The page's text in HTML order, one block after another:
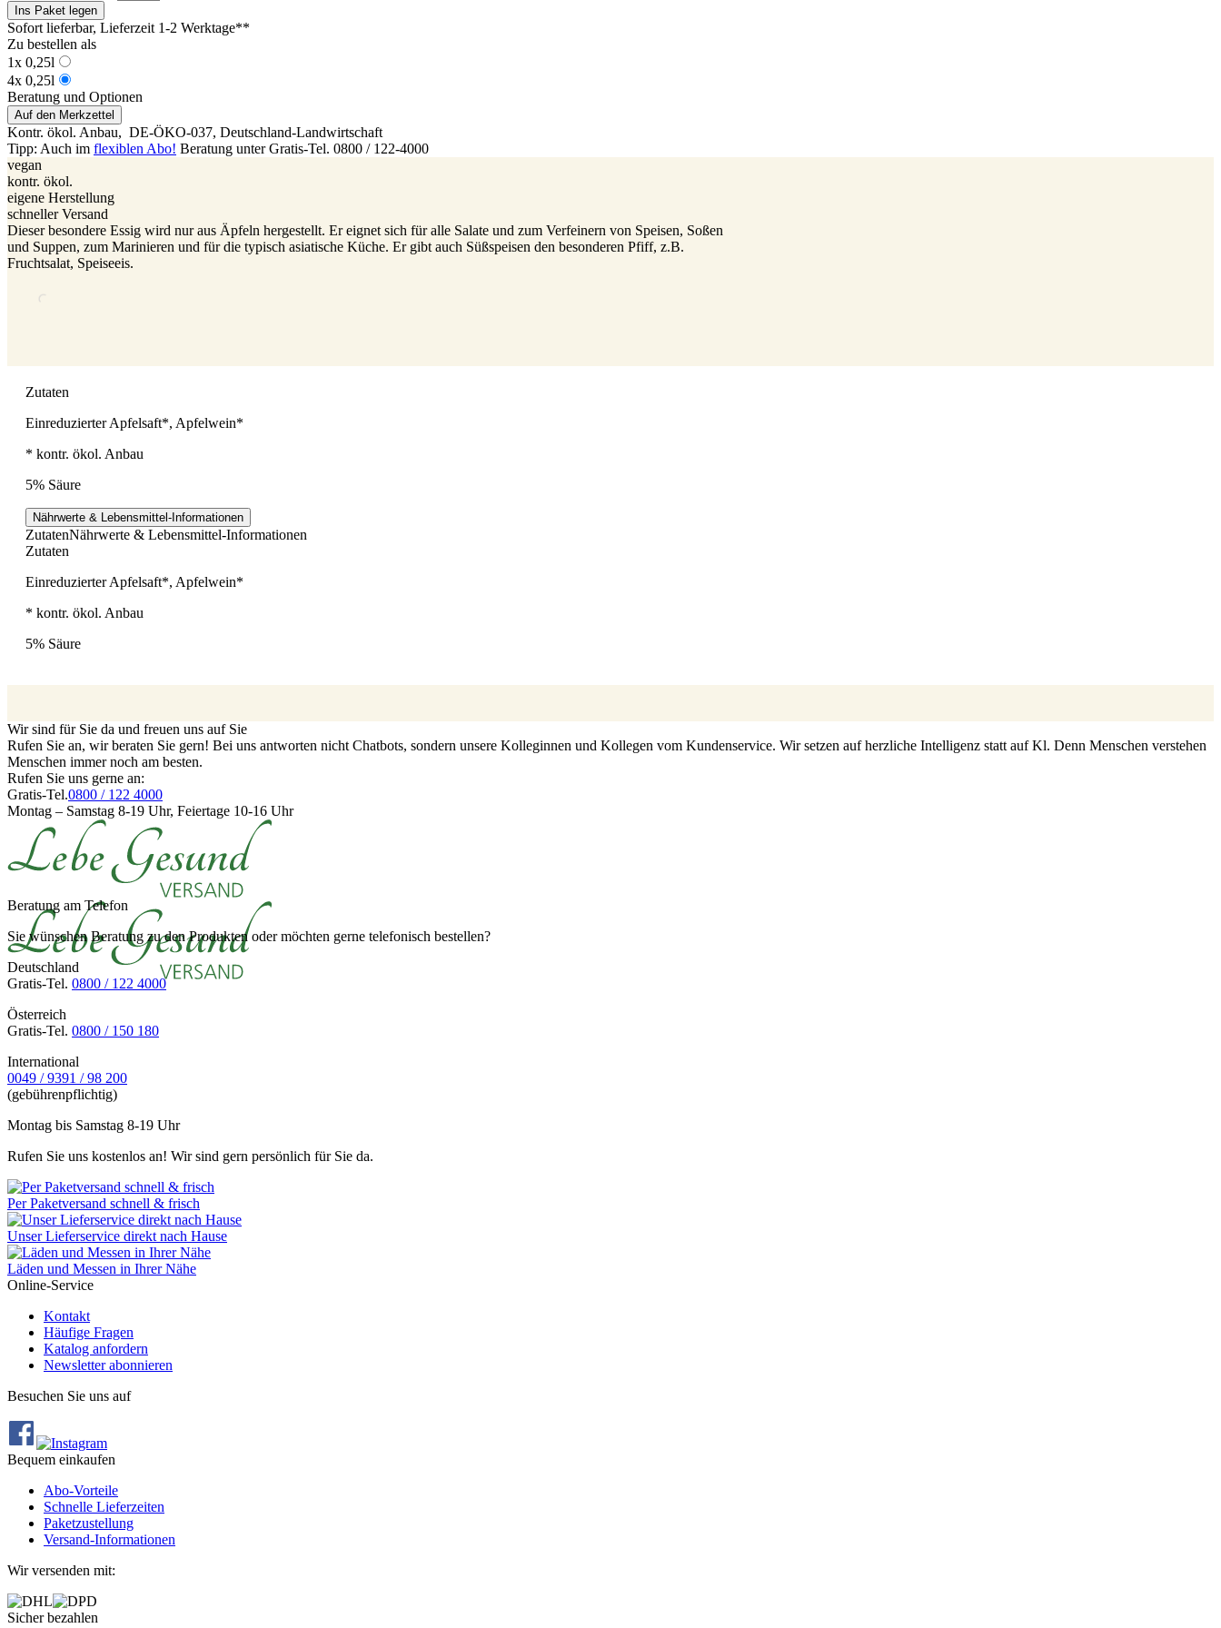
Ins Paket legen
Sofort lieferbar, Lieferzeit 1-2 Werktage**
Zu bestellen als
1x 0,25l
4x 0,25l
Beratung und Optionen
Auf den Merkzettel
Kontr. ökol. Anbau, DE-ÖKO-037, Deutschland-Landwirtschaft
Tipp: Auch im flexiblen Abo! Beratung unter Gratis-Tel. 0800 / 122-4000
vegan
kontr. ökol.
eigene Herstellung
schneller Versand
Dieser besondere Essig wird nur aus Äpfeln hergestellt. Er eignet sich für alle Salate und zum Verfeinern von Speisen, Soßen
und Suppen, zum Marinieren und für die typisch asiatische Küche. Er gibt auch Süßspeisen den besonderen Pfiff, z.B.
Fruchtsalat, Speiseeis.
Zutaten
Einreduzierter Apfelsaft*, Apfelwein*
* kontr. ökol. Anbau
5% Säure
Nährwerte & Lebensmittel-Informationen
ZutatenNährwerte & Lebensmittel-Informationen
Zutaten
Einreduzierter Apfelsaft*, Apfelwein*
* kontr. ökol. Anbau
5% Säure
Wir sind für Sie da und freuen uns auf Sie
Rufen Sie an, wir beraten Sie gern! Bei uns antworten nicht Chatbots, sondern unsere Kolleginnen und Kollegen vom Kundenservice. Wir setzen auf herzliche Intelligenz statt auf Kl. Denn Menschen verstehen
Menschen immer noch am besten.
Rufen Sie uns gerne an:
Gratis-Tel.0800 / 122 4000
Montag – Samstag 8-19 Uhr, Feiertage 10-16 Uhr
Beratung am Telefon
Sie wünschen Beratung zu den Produkten oder möchten gerne telefonisch bestellen?
Deutschland
Gratis-Tel. 0800 / 122 4000
Österreich
Gratis-Tel. 0800 / 150 180
International
0049 / 9391 / 98 200
(gebührenpflichtig)
Montag bis Samstag 8-19 Uhr
Rufen Sie uns kostenlos an! Wir sind gern persönlich für Sie da.
Per Paketversand schnell & frisch
Unser Lieferservice direkt nach Hause
Läden und Messen in Ihrer Nähe
Online-Service
Kontakt
Häufige Fragen
Katalog anfordern
Newsletter abonnieren
Besuchen Sie uns auf
Bequem einkaufen
Abo‐Vorteile
Schnelle Lieferzeiten
Paketzustellung
Versand‐Informationen
Wir versenden mit:
Sicher bezahlen